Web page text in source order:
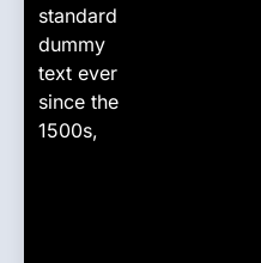
standard
dummy
text ever
since the
1500s,